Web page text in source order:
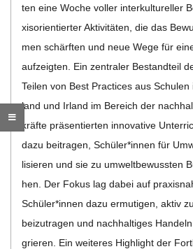
L
D
S
C
H
M
ten eine Woche vol­ler inter­kul­tu­rel­ler
xis­ori­en­tier­ter Akti­vi­tä­ten, die das
men schärf­ten und neue Wege für
auf­zeig­ten. Ein zen­tra­ler Bestand­teil
Tei­len von Best Prac­ti­ces aus
land und Irland im Bereich der
kräfte prä­sen­tier­ten inno­va­tive
dazu bei­tra­gen, Schüler*innen für
li­sie­ren und sie zu umwelt­be­wuss­ten
hen. Der Fokus lag dabei auf
Schüler*innen dazu ermu­ti­gen, aktiv
bei­zu­tra­gen und nach­hal­ti­ges
grie­ren. Ein wei­te­res High­light der